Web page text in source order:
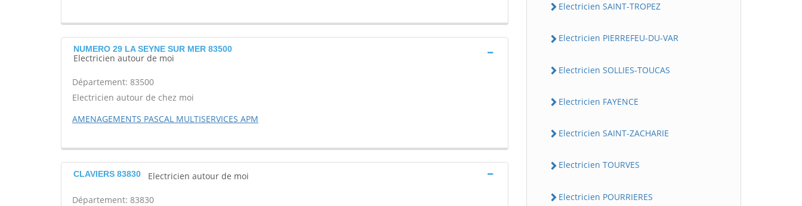
NUMERO 29 LA SEYNE SUR MER 83500
Electricien autour de moi
Département: 83500
Electricien autour de chez moi
AMENAGEMENTS PASCAL MULTISERVICES APM
CLAVIERS 83830 Electricien autour de moi
Département: 83830
Electricien SAINT-TROPEZ
Electricien PIERREFEU-DU-VAR
Electricien SOLLIES-TOUCAS
Electricien FAYENCE
Electricien SAINT-ZACHARIE
Electricien TOURVES
Electricien POURRIERES